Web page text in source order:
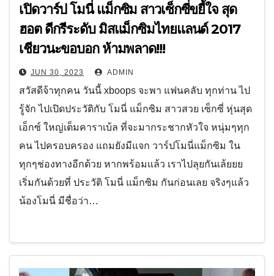
เปิดวาร์ป โมนี่ แม็กซิม สาวเซ็กซี่ขยี้ใจ สุด
ฮอต ดีกรีระดับ มิสแม็กซิมไทยแลนด์ 2017
เชียวนะขอบอก ห้ามพลาด!!!
JUN 30, 2023 ADMIN
สวัสดีจ้าทุกคน วันนี้ xboops จะพา แฟนคลับ ทุกท่าน ไป
รู้จัก ไปเปิดประวัติกับ โมนี่ แม็กซิม สาวสวย เซ็กซี่ หุ่นสุด
เอ็กซ์ ใหญ่เต็มคาราเบ้ล ที่จะมากระชากหัวใจ หนุ่มๆทุก
คน ไปครอบครอง แถมยังมีแจก วาร์ปโมนี่แม็กซิม ใน
ทุกๆช่องทางอีกด้วย หากพร้อมแล้ว เราไปลุยกันเล้ยยย
เริ่มกันด้วยที่ ประวัติ โมนี่ แม็กซิม กันก่อนเลย จริงๆแล้ว
น้องโมนี่ มีชื่อว่า…